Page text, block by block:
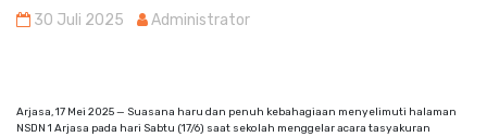
30 Juli 2025 Administrator
Arjasa, 17 Mei 2025 — Suasana haru dan penuh kebahagiaan menyelimuti halaman
NSDN 1 Arjasa pada hari Sabtu (17/6) saat sekolah menggelar acara tasyakuran